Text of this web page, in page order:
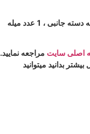
شامل 1 عدد دریل چکشی ،1 × 360 درجه دسته جانبی ، 1 عدد میله
اصلی سایت مراجعه نمایید.
بدانید میتوانید